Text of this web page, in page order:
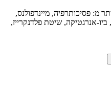
מ: פסיכותרפיה, מיינדפולנס,
אנרגטיקה, שיטת פלדנקרייז,